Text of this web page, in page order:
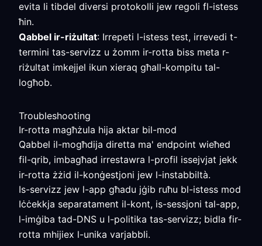
evita li tibdel diversi protokolli jew regoli fl-istess
ħin.
Qabbel ir-riżultat: Irrepeti l-istess test, irrevedi t-
termini tas-servizz u żomm ir-rotta biss meta r-
riżultat imkejjel ikun xieraq għall-kompitu tal-
logħob.
Troubleshooting
Ir-rotta magħżula hija aktar bil-mod
Qabbel il-mogħdija diretta ma' endpoint wieħed
fil-qrib, imbagħad irrestawra l-profil issejvjat jekk
ir-rotta żżid il-konġestjoni jew l-instabbiltà.
Is-servizz jew l-app għadu jġib ruħu bl-istess mod
Iċċekkja separatament il-kont, is-sessjoni tal-app,
l-imġiba tad-DNS u l-politika tas-servizz; bidla fir-
rotta mhijiex l-unika varjabbli.